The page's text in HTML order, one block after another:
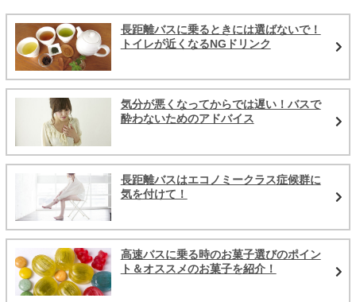
長距離バスに乗るときには選ばないで！
トイレが近くなるNGドリンク
気分が悪くなってからでは遅い！バスで
酔わないためのアドバイス
長距離バスはエコノミークラス症候群に
気を付けて！
高速バスに乗る時のお菓子選びのポイン
ト＆オススメのお菓子を紹介！